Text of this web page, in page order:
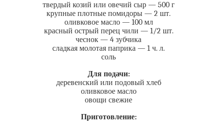
твердый козий или овечий сыр — 500 г
крупные плотные помидоры — 2 шт.
оливковое масло — 100 мл
красный острый перец чили — 1/2 шт.
чеснок — 4 зубчика
сладкая молотая паприка — 1 ч. л.
соль
Для подачи:
деревенский или подовый хлеб
оливковое масло
овощи свежие
Приготовление: